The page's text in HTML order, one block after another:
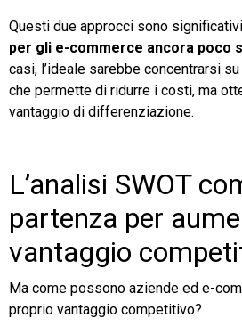
Questi due approcci sono
per gli e-commerce ancora poco
casi, l’ideale sarebbe concentrarsi su
che permette di ridurre i costi, ma
vantaggio di differenziazione.
L’analisi SWOT
partenza per
vantaggio
Ma come possono aziende ed e-
proprio vantaggio competitivo?